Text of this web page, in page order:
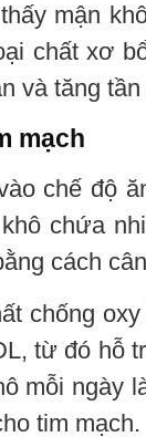
mận
chất xơ
và tăng
mạch
chế độ
chứa
cách
chống
từ đó hỗ
mỗi ngày
tim mạch.